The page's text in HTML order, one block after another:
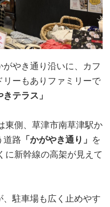
やき通り沿いに、カフ
リーもありファミリーで
きテラス」
東側、草津市南草津駅か
道路 「かがやき通り」 を
に新幹線の高架が見えて
駐車場も広く止めやす